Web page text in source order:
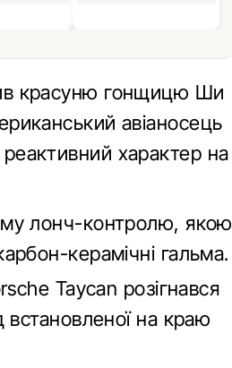
красуню гонщицю Ши
авіаносець
характер на
лонч-контролю, якою
керамічні гальма.
Taycan розігнався
на краю